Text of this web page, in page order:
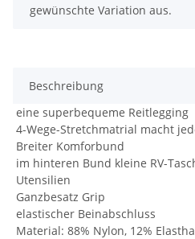
gewünschte Variation aus.
Beschreibung
eine superbequeme Reitlegging
4-Wege-Stretchmatrial macht
Breiter Komforbund
im hinteren Bund kleine RV-
Utensilien
Ganzbesatz Grip
elastischer Beinabschluss
Material: 88% Nylon, 12%